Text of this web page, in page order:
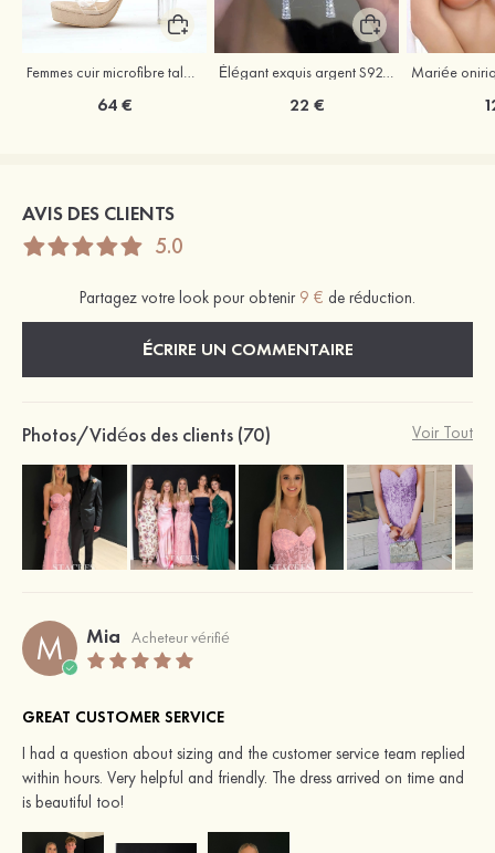
64 € 22 €
AVIS DES CLIENTS
5.0
Partagez votre look pour obtenir 9 € de réduction.
ÉCRIRE UN COMMENTAIRE
Photos/Vidéos des clients (70) Voir Tout
M Mia Acheteur vérifié
GREAT CUSTOMER SERVICE
I had a question about sizing and the customer service team replied
within hours. Very helpful and friendly. The dress arrived on time and
is beautiful too!